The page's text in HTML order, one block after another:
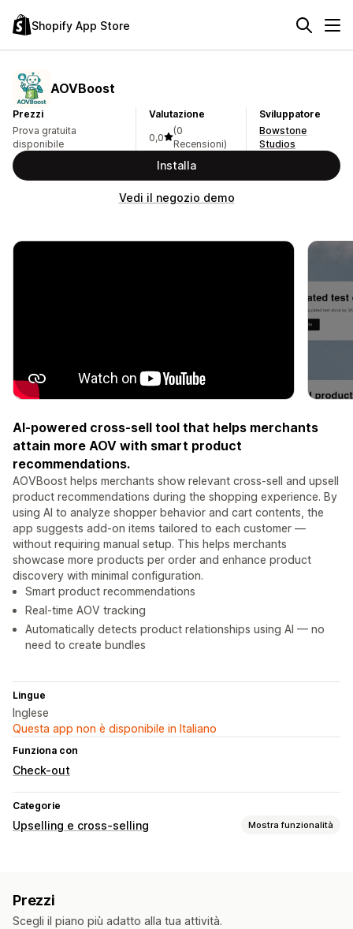
Shopify App Store
AOVBoost
Prezzi
Prova gratuita
disponibile
Valutazione
0,0
(0
Recensioni)
Sviluppatore
Bowstone
Studios
Installa
Vedi il negozio demo
AI-powered cross-sell tool that helps merchants
attain more AOV with smart product
recommendations.
AOVBoost helps merchants show relevant cross-sell and upsell
product recommendations during the shopping experience. By
using AI to analyze shopper behavior and cart contents, the
app suggests add-on items tailored to each customer —
without requiring manual setup. This helps merchants
showcase more products per order and enhance product
discovery with minimal configuration.
Smart product recommendations
Real-time AOV tracking
Automatically detects product relationships using AI — no
need to create bundles
Lingue
Inglese
Questa app non è disponibile in Italiano
Funziona con
Check-out
Categorie
Upselling e cross-selling Mostra funzionalità
Upselling nella pagina del prodotto
Prezzi
Scegli il piano più adatto alla tua attività.